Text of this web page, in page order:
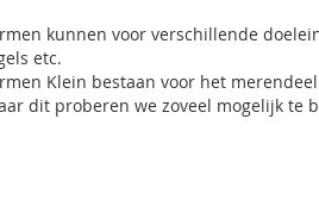
kunnen voor verschillende
etc.
Klein bestaan voor het
dit proberen we zoveel mogelijk te